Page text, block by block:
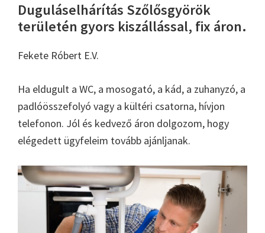
Duguláselhárítás Szőlősgyörök
területén gyors kiszállással, fix áron.
Fekete Róbert E.V.
Ha eldugult a WC, a mosogató, a kád, a zuhanyzó, a
padlóösszefolyó vagy a kültéri csatorna, hívjon
telefonon. Jól és kedvező áron dolgozom, hogy
elégedett ügyfeleim tovább ajánljanak.